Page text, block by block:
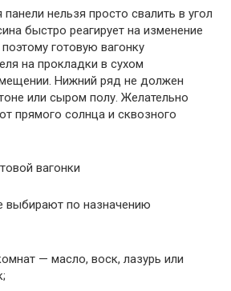
нельзя просто свалить в угол
быстро реагирует на изменение
готовую вагонку
на прокладки в сухом
Нижний ряд не должен
или сыром полу. Желательно
прямого солнца и сквозного
выбирают по назначению
— масло, воск, лазурь или